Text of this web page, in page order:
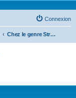
Connexion
Chez le genre Strongylognathus